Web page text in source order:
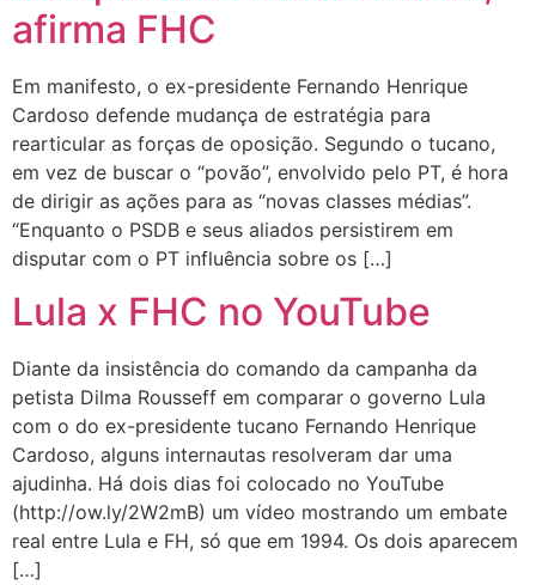
afirma FHC
Em manifesto, o ex-presidente Fernando Henrique
Cardoso defende mudança de estratégia para
rearticular as forças de oposição. Segundo o tucano,
em vez de buscar o “povão”, envolvido pelo PT, é hora
de dirigir as ações para as “novas classes médias”.
“Enquanto o PSDB e seus aliados persistirem em
disputar com o PT influência sobre os […]
Lula x FHC no YouTube
Diante da insistência do comando da campanha da
petista Dilma Rousseff em comparar o governo Lula
com o do ex-presidente tucano Fernando Henrique
Cardoso, alguns internautas resolveram dar uma
ajudinha. Há dois dias foi colocado no YouTube
(http://ow.ly/2W2mB) um vídeo mostrando um embate
real entre Lula e FH, só que em 1994. Os dois aparecem
[…]